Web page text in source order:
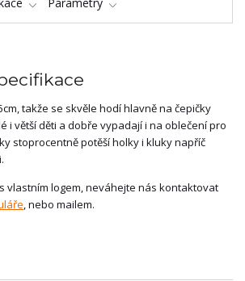
takže se skvěle hodí hlavně na čepičky
i větší děti a dobře vypadají i na oblečení pro
stoprocentně potěší holky i kluky napříč
vlastním logem, neváhejte nás kontaktovat
, nebo mailem.